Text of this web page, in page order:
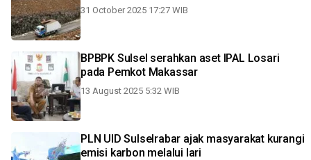
31 October 2025 17:27 WIB
BPBPK Sulsel serahkan aset IPAL Losari
pada Pemkot Makassar
13 August 2025 5:32 WIB
PLN UID Sulselrabar ajak masyarakat kurangi
emisi karbon melalui lari